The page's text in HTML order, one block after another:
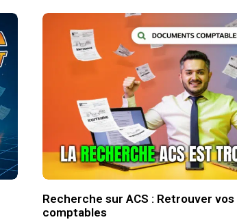
Recherche sur ACS : Retrouver
comptables